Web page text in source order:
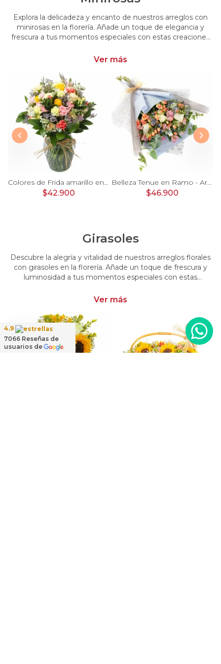
Explora la delicadeza y encanto de nuestros arreglos con
minirosas en la florería. Añade un toque de elegancia y
frescura a tus momentos especiales con estas creaciones
toque distintivo y encantador a tus emociones
Ver más
Colores de Frida amarillo en florero - Ánfora con rosas, claveles, estate y limonium
$42.900
Belleza Tenue en Ramo - Arreglo de rosas blancas, delfinium azul, astromelias y eucaliptus
$46.900
Girasoles
Descubre la alegría y vitalidad de nuestros arreglos florales
con girasoles en la florería. Añade un toque de frescura y
luminosidad a tus momentos especiales con estas
girasoles y dale un toque distintivo y radiante a tus
Ver más
4.9
7066 Reseñas de
usuarios de